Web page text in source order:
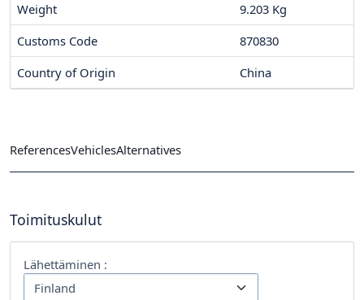
Weight
9.203 Kg
Customs Code
870830
Country of Origin
China
ReferencesVehiclesAlternatives
Toimituskulut
Lähettäminen :